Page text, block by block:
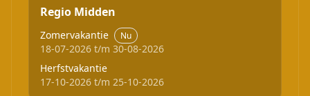
Regio Midden
Zomervakantie Nu
18-07-2026 t/m 30-08-2026
Herfstvakantie
17-10-2026 t/m 25-10-2026